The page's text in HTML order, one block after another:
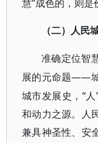
慧”成色的，则是
（二）人民
准确定位智
展的元命题——城
城市发展史，“
和动力之源。人
兼具神圣性、安